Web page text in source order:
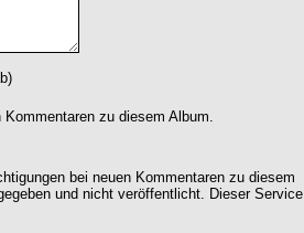
zu diesem Album.
bei neuen Kommentaren zu diesem
und nicht veröffentlicht. Dieser Service